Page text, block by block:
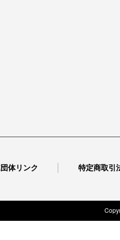
体リンク 特定商取引